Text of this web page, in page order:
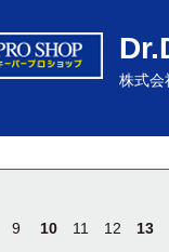
株式会
9 10 11 12 13